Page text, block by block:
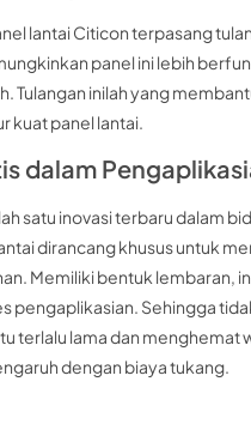
lantai Citicon terpasang
panel ini lebih
Tulangan inilah yang
kuat panel lantai.
dalam
satu inovasi terbaru dalam
dirancang khusus untuk
Memiliki bentuk lembaran,
pengaplikasian. Sehingga
terlalu lama dan menghemat
dengan biaya tukang.